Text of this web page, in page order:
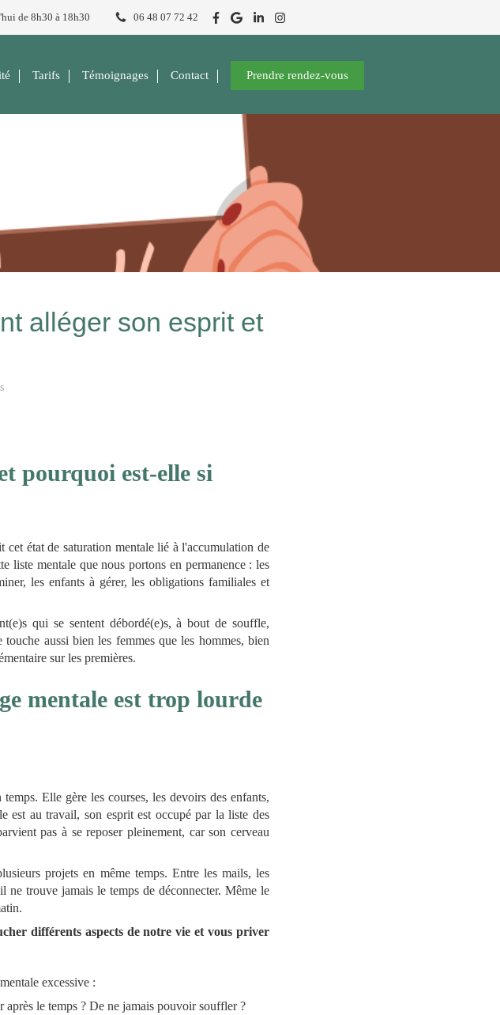
de 8h30 à 18h30 06 48 07 72 42
Tarifs Témoignages Contact Prendre rendez-vous
alléger son esprit et
pourquoi est-elle si
état de saturation mentale lié à l'accumulation de
liste mentale que nous portons en permanence : les
les enfants à gérer, les obligations familiales et
qui se sentent débordé(e)s, à bout de souffle,
aussi bien les femmes que les hommes, bien
sur les premières.
mentale est trop lourde
Elle gère les courses, les devoirs des enfants,
est au travail, son esprit est occupé par la liste des
pas à se reposer pleinement, car son cerveau
projets en même temps. Entre les mails, les
ne trouve jamais le temps de déconnecter. Même le
différents aspects de notre vie et vous priver
excessive :
le temps ? De ne jamais pouvoir souffler ?